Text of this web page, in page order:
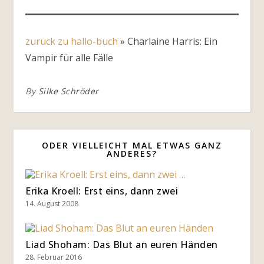
zurück zu hallo-buch » Charlaine Harris: Ein
Vampir für alle Fälle
By Silke Schröder
ODER VIELLEICHT MAL ETWAS GANZ
ANDERES?
Erika Kroell: Erst eins, dann zwei
14. August 2008
Liad Shoham: Das Blut an euren Händen
28. Februar 2016